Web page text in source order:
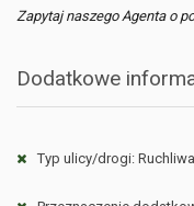
Zapytaj naszego Agenta o
Dodatkowe
Typ ulicy/drogi: Ruchliwa